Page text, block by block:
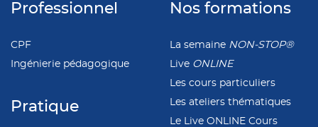
Professionnel
CPF
Ingénierie pédagogique
Pratique
Nos formations
La semaine NON-STOP®
Live ONLINE
Les cours particuliers
Les ateliers thématiques
Le Live ONLINE Cours